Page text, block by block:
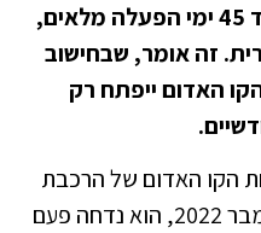
הפרויקט – ואז יידרשו לה עוד 45 ימי הפעלה מלאים,
זה אומר, שבחישוב
האדום ייפתח רק
הקו האדום של הרכבת
הקלה, היה אמור להיות בנובמבר 2022, הוא נדחה פעם